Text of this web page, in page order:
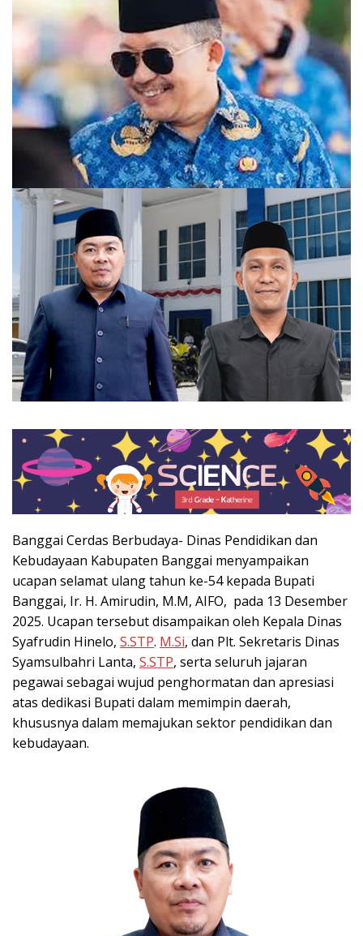
Banggai Cerdas Berbudaya- Dinas Pendidikan dan
Kebudayaan Kabupaten Banggai menyampaikan
ucapan selamat ulang tahun ke-54 kepada Bupati
Banggai, Ir. H. Amirudin, M.M, AIFO, pada 13 Desember
2025. Ucapan tersebut disampaikan oleh Kepala Dinas
Syafrudin Hinelo, S.STP. M.Si, dan Plt. Sekretaris Dinas
Syamsulbahri Lanta, S.STP, serta seluruh jajaran
pegawai sebagai wujud penghormatan dan apresiasi
atas dedikasi Bupati dalam memimpin daerah,
khususnya dalam memajukan sektor pendidikan dan
kebudayaan.